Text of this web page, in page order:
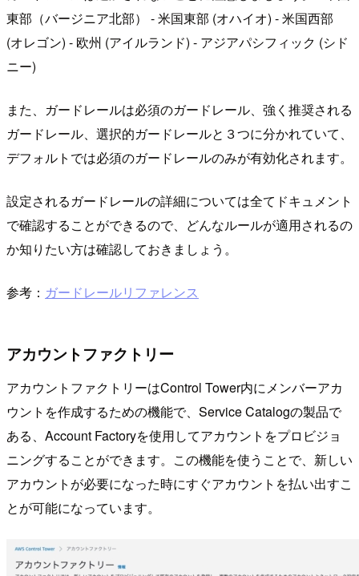
東部（バージニア北部） - 米国東部 (オハイオ) - 米国西部
(オレゴン) - 欧州 (アイルランド) - アジアパシフィック (シド
ニー)
また、ガードレールは必須のガードレール、強く推奨される
ガードレール、選択的ガードレールと３つに分かれていて、
デフォルトでは必須のガードレールのみが有効化されます。
設定されるガードレールの詳細については全てドキュメント
で確認することができるので、どんなルールが適用されるの
か知りたい方は確認しておきましょう。
参考： ガードレールリファレンス
アカウントファクトリー
アカウントファクトリーはControl Tower内にメンバーアカ
ウントを作成するための機能で、Service Catalogの製品で
ある、Account Factoryを使用してアカウントをプロビジョ
ニングすることができます。この機能を使うことで、新しい
アカウントが必要になった時にすぐアカウントを払い出すこ
とが可能になっています。